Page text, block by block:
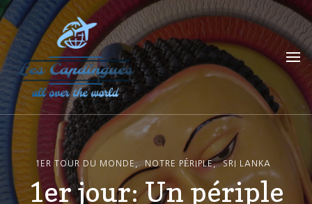
Les Capdingues
blog de voyage
1ER TOUR DU MONDE NOTRE PÉRIPLE SRI LANKA
1er jour: Un périple